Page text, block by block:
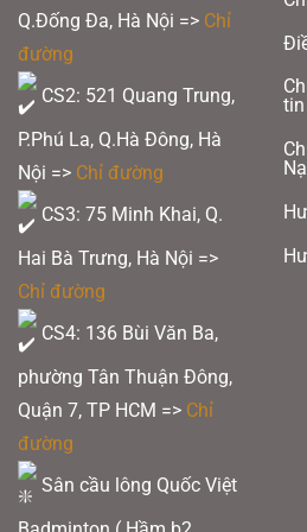
QUỐC VIỆT BADMINTON – CHUYÊN
Q.Đống Đa, Hà Nội => Chỉ
đường
CS2: 521 Quang Trung,
P.Phú La, Q.Hà Đông, Hà
Nội => Chỉ đường
CS3: 75 Minh Khai, Q.
Hai Bà Trưng, Hà Nội =>
Chỉ đường
CS4: 136 Bùi Văn Ba,
phường Tân Thuận Đông,
Quận 7, TP HCM => Chỉ
đường
Sân cầu lông Quốc Việt
tin